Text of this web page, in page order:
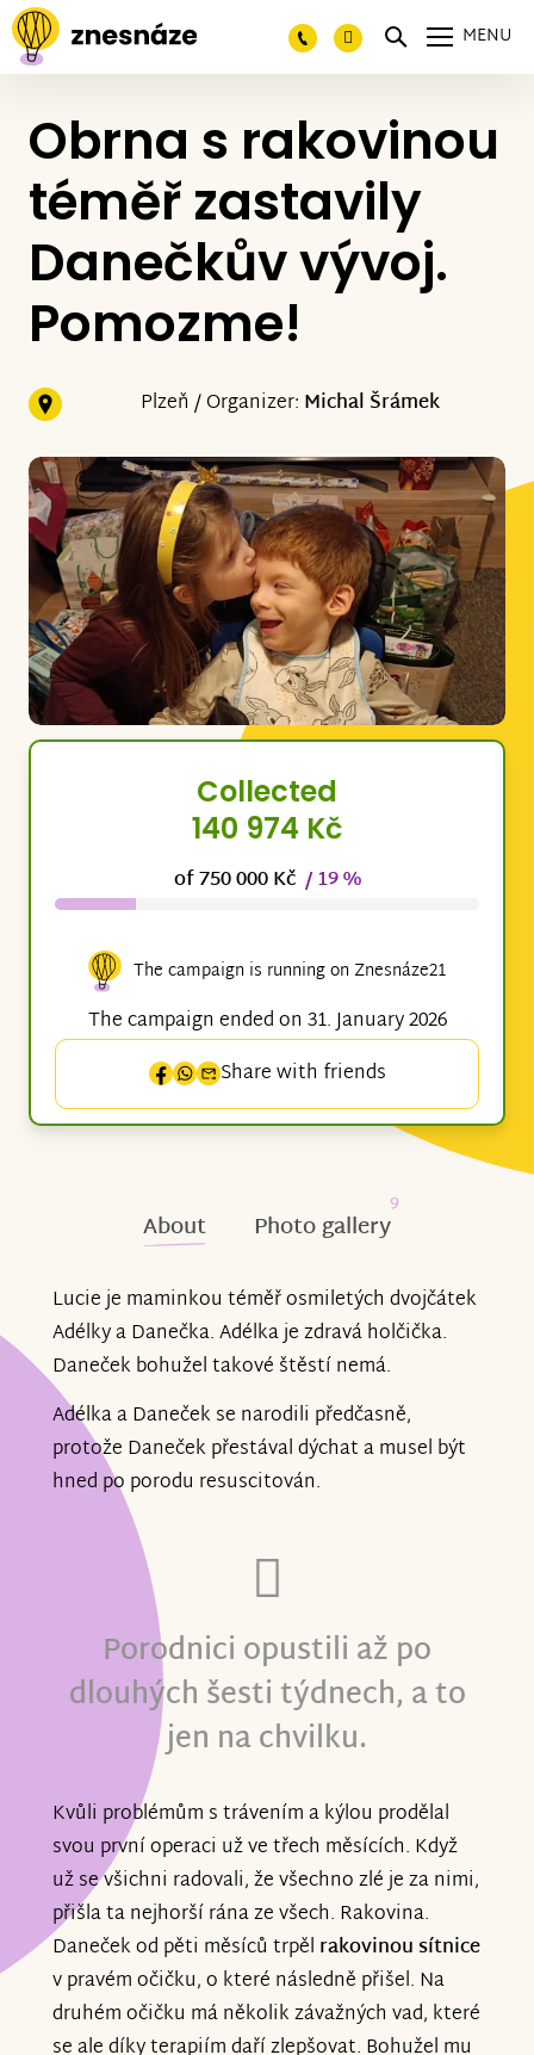
MENU
Obrna s rakovinou
téměř zastavily
Danečkův vývoj.
Pomozme!
Plzeň / Organizer: Michal Šrámek
Collected
140 974 Kč
of 750 000 Kč / 19 %
The campaign is running on Znesnáze21
The campaign ended on 31. January 2026
Share with friends
About Photo gallery
9
Lucie je maminkou téměř osmiletých dvojčátek
Adélky a Danečka. Adélka je zdravá holčička.
Daneček bohužel takové štěstí nemá.
Adélka a Daneček se narodili předčasně,
protože Daneček přestával dýchat a musel být
hned po porodu resuscitován.
Porodnici opustili až po
dlouhých šesti týdnech, a to
jen na chvilku.
Kvůli problémům s trávením a kýlou prodělal
svou první operaci už ve třech měsících. Když
už se všichni radovali, že všechno zlé je za nimi,
přišla ta nejhorší rána ze všech. Rakovina.
Daneček od pěti měsíců trpěl rakovinou sítnice
v pravém očičku, o které následně přišel. Na
druhém očičku má několik závažných vad, které